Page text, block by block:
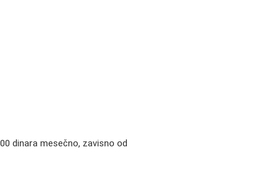
dinara mesečno, zavisno od